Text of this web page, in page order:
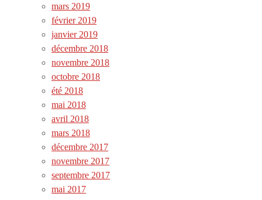
mars 2019
février 2019
janvier 2019
décembre 2018
novembre 2018
octobre 2018
été 2018
mai 2018
avril 2018
mars 2018
décembre 2017
novembre 2017
septembre 2017
mai 2017